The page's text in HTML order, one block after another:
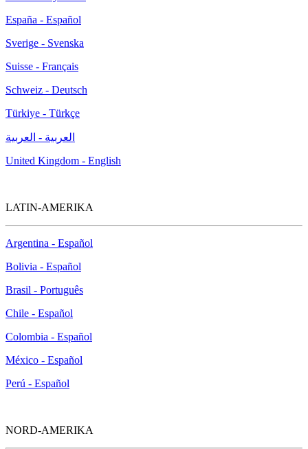
España - Español
Sverige - Svenska
Suisse - Français
Schweiz - Deutsch
Türkiye - Türkçe
العربية - العربية
United Kingdom - English
LATIN-AMERIKA
Argentina - Español
Bolivia - Español
Brasil - Português
Chile - Español
Colombia - Español
México - Español
Perú - Español
NORD-AMERIKA